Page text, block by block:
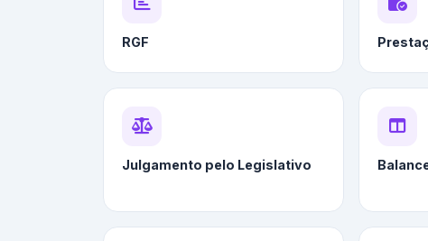
RGF
Julgamento pelo Legislativo